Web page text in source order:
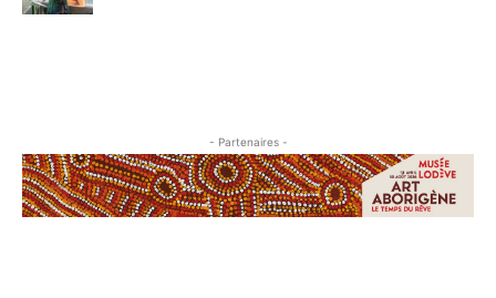
- Partenaires -